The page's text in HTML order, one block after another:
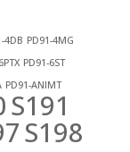
4DB PD91-4MG
PD91-6ST
PD91-ANIMT
S191
S198